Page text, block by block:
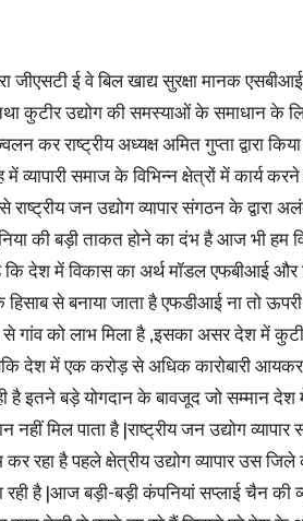
जीएसटी ई वे बिल खाद्य सुरक्षा मानक
कुटीर उद्योग की समस्याओं के समाधान के
कर राष्ट्रीय अध्यक्ष अमित गुप्ता द्वारा
समाज के विभिन्न क्षेत्रों में कार्य करने
राष्ट्रीय जन उद्योग व्यापार संगठन के द्वारा
की बड़ी ताकत होने का दंभ है आज भी हम
देश में विकास का अर्थ मॉडल एफबीआई और
से बनाया जाता है एफडीआई ना तो
गांव को लाभ मिला है ,इसका असर देश में
देश में एक करोड़ से अधिक कारोबारी
है इतने बड़े योगदान के बावजूद जो सम्मान देश
नहीं मिल पाता है |राष्ट्रीय जन उद्योग
रहा है पहले क्षेत्रीय उद्योग व्यापार उस
है |आज बड़ी-बड़ी कंपनियां सप्लाई चैन की